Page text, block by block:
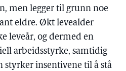
men legger til grunn noe
eldre. Økt levealder
leveår, og dermed en
arbeidsstyrke, samtidig
styrker insentivene til å stå